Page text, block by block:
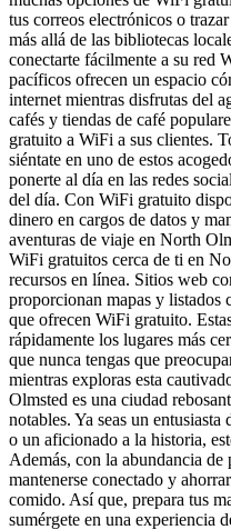
tus correos electrónicos o
más allá de las bibliotecas
conectarte fácilmente a su red
pacíficos ofrecen un espacio
internet mientras disfrutas del
cafés y tiendas de café
gratuito a WiFi a sus clientes.
siéntate en uno de estos
ponerte al día en las redes
del día. Con WiFi gratuito
dinero en cargos de datos y
aventuras de viaje en North
WiFi gratuitos cerca de ti en
recursos en línea. Sitios web
proporcionan mapas y listados
que ofrecen WiFi gratuito.
rápidamente los lugares más
que nunca tengas que
mientras exploras esta
Olmsted es una ciudad
notables. Ya seas un
o un aficionado a la historia,
Además, con la abundancia
mantenerse conectado y
comido. Así que, prepara tus
sumérgete en una experiencia